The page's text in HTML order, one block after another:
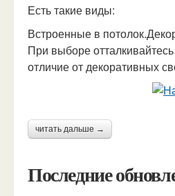
Есть такие виды:
Встроенные в
При выборе
отличие от декоративных
читать дальше →
Последние